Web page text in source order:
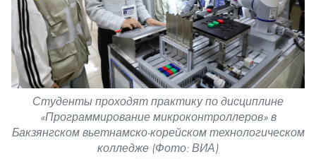
Студенты проходят практику по дисциплине
«Программирование микроконтроллеров» в
Бакзянгском вьетнамско-корейском технологическом
колледже (Фото: ВИА)